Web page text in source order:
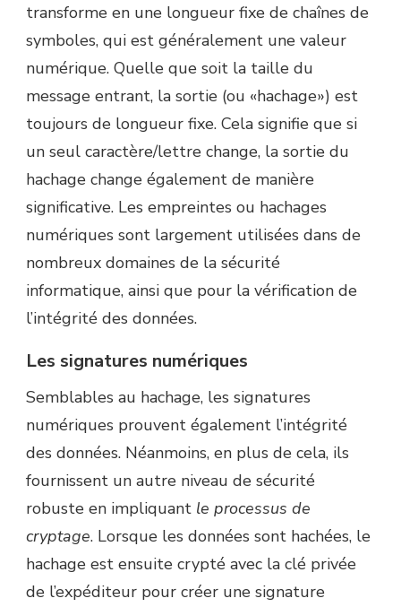
transforme en une longueur fixe de chaînes de
symboles, qui est généralement une valeur
numérique. Quelle que soit la taille du
message entrant, la sortie (ou «hachage») est
toujours de longueur fixe. Cela signifie que si
un seul caractère/lettre change, la sortie du
hachage change également de manière
significative. Les empreintes ou hachages
numériques sont largement utilisées dans de
nombreux domaines de la sécurité
informatique, ainsi que pour la vérification de
l’intégrité des données.
Les signatures numériques
Semblables au hachage, les signatures
numériques prouvent également l’intégrité
des données. Néanmoins, en plus de cela, ils
fournissent un autre niveau de sécurité
robuste en impliquant le processus de
cryptage. Lorsque les données sont hachées, le
hachage est ensuite crypté avec la clé privée
de l’expéditeur pour créer une signature